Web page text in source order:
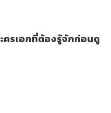
ครเอกที่ต้องรู้จักก่อนดู